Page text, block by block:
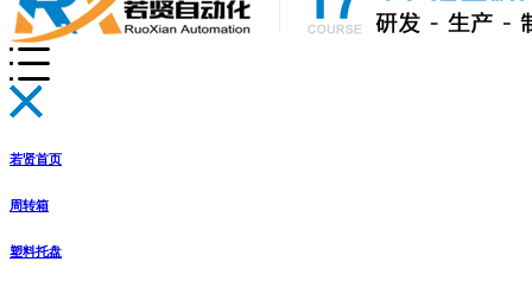
若贤首页
周转箱
塑料托盘